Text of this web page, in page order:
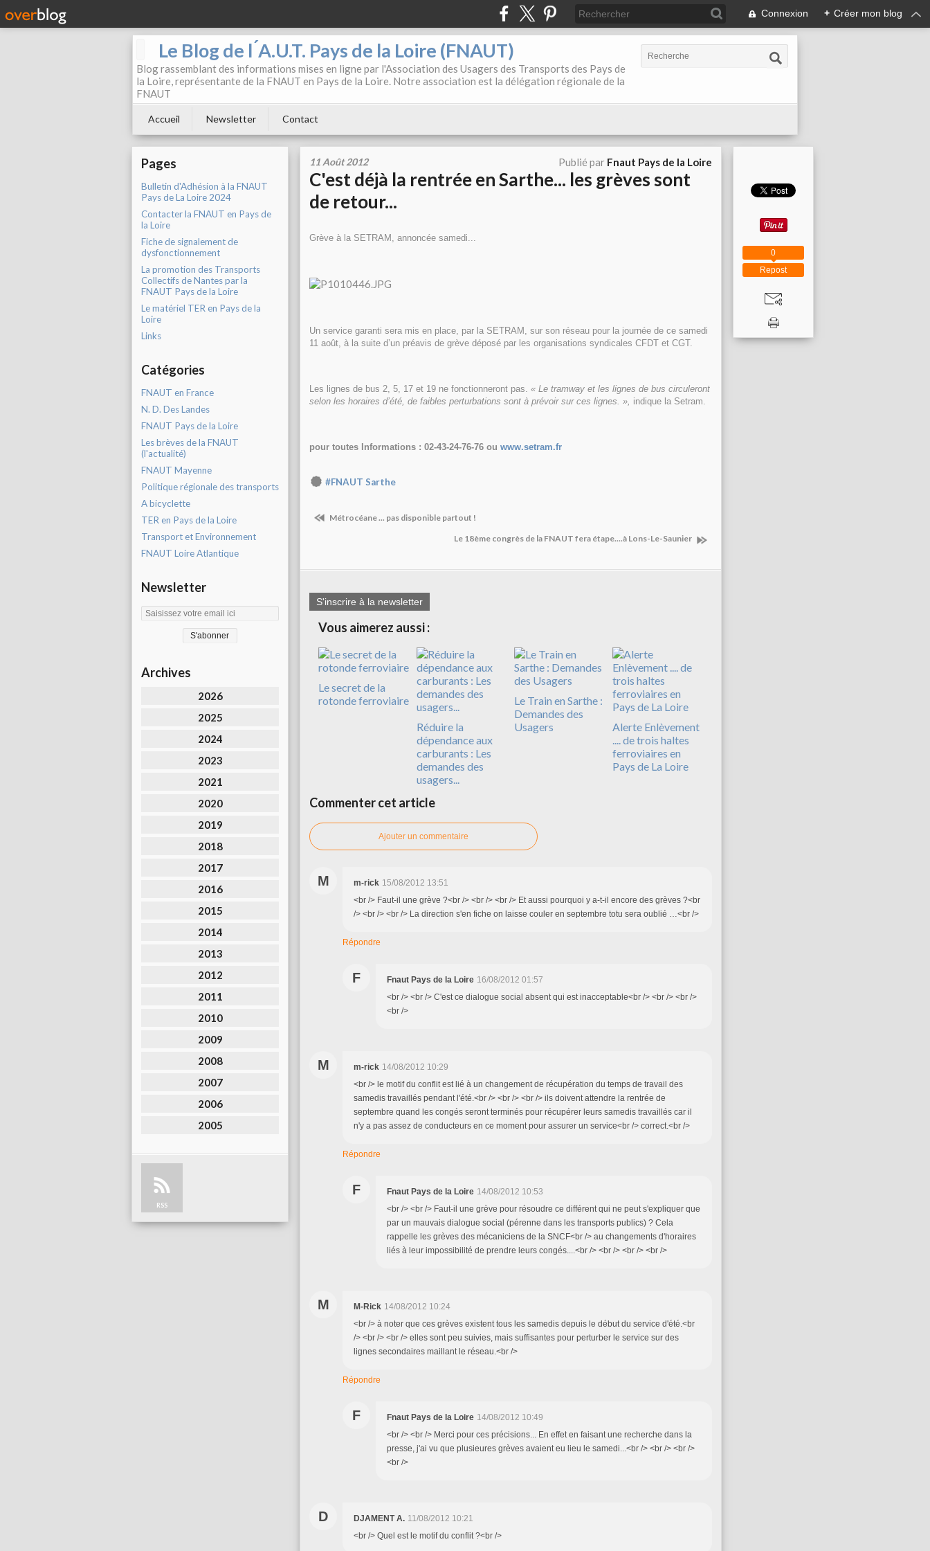
Connexion + Créer mon blog
Le Blog de l ́A.U.T. Pays de la Loire (FNAUT)
Blog rassemblant des informations mises en ligne par l'Association des Usagers des Transports des Pays de
la Loire, représentante de la FNAUT en Pays de la Loire. Notre association est la délégation régionale de la
FNAUT
Accueil Newsletter Contact
Pages
Bulletin d'Adhésion à la FNAUT
Pays de La Loire 2024
Contacter la FNAUT en Pays de
la Loire
Fiche de signalement de
dysfonctionnement
La promotion des Transports
Collectifs de Nantes par la
FNAUT Pays de la Loire
Le matériel TER en Pays de la
Loire
Links
Catégories
FNAUT en France
N. D. Des Landes
FNAUT Pays de la Loire
Les brèves de la FNAUT
(l'actualité)
FNAUT Mayenne
Politique régionale des transports
A bicyclette
TER en Pays de la Loire
Transport et Environnement
FNAUT Loire Atlantique
Newsletter
Archives
2026
2025
2024
2023
2021
2020
2019
2018
2017
2016
2015
2014
2013
2012
2011
2010
2009
2008
2007
2006
2005
RSS
11 Août 2012 Publié par Fnaut Pays de la Loire
C'est déjà la rentrée en Sarthe... les grèves sont
de retour...
Grève à la SETRAM, annoncée samedi...
Un service garanti sera mis en place, par la SETRAM, sur son réseau pour la journée de ce samedi
11 août, à la suite d’un préavis de grève déposé par les organisations syndicales CFDT et CGT.
Les lignes de bus 2, 5, 17 et 19 ne fonctionneront pas. « Le tramway et les lignes de bus circuleront
selon les horaires d’été, de faibles perturbations sont à prévoir sur ces lignes. », indique la Setram.
pour toutes Informations : 02-43-24-76-76 ou www.setram.fr
#FNAUT Sarthe
Métrocéane ... pas disponible partout !
Le 18ème congrès de la FNAUT fera étape....à Lons-Le-Saunier
S'inscrire à la newsletter
Vous aimerez aussi :
Le secret de la
rotonde ferroviaire
Réduire la
dépendance aux
carburants : Les
demandes des
usagers...
Le Train en Sarthe :
Demandes des
Usagers
Alerte Enlèvement
.... de trois haltes
ferroviaires en
Pays de La Loire
Commenter cet article
Ajouter un commentaire
M m-rick 15/08/2012 13:51
<br /> Faut-il une grève ?<br /> <br /> <br /> Et aussi pourquoi y a-t-il encore des grèves ?<br
/> <br /> <br /> La direction s'en fiche on laisse couler en septembre totu sera oublié …<br />
Répondre
F Fnaut Pays de la Loire 16/08/2012 01:57
<br /> <br /> C'est ce dialogue social absent qui est inacceptable<br /> <br /> <br />
<br />
M m-rick 14/08/2012 10:29
<br /> le motif du conflit est lié à un changement de récupération du temps de travail des
samedis travaillés pendant l'été.<br /> <br /> <br /> ils doivent attendre la rentrée de
septembre quand les congés seront terminés pour récupérer leurs samedis travaillés car il
n'y a pas assez de conducteurs en ce moment pour assurer un service<br /> correct.<br />
Répondre
F Fnaut Pays de la Loire 14/08/2012 10:53
<br /> <br /> Faut-il une grève pour résoudre ce différent qui ne peut s'expliquer que
par un mauvais dialogue social (pérenne dans les transports publics) ? Cela
rappelle les grèves des mécaniciens de la SNCF<br /> au changements d'horaires
liés à leur impossibilité de prendre leurs congés....<br /> <br /> <br /> <br />
M M-Rick 14/08/2012 10:24
<br /> à noter que ces grèves existent tous les samedis depuis le début du service d'été.<br
/> <br /> <br /> elles sont peu suivies, mais suffisantes pour perturber le service sur des
lignes secondaires maillant le réseau.<br />
Répondre
F Fnaut Pays de la Loire 14/08/2012 10:49
<br /> <br /> Merci pour ces précisions... En effet en faisant une recherche dans la
presse, j'ai vu que plusieures grèves avaient eu lieu le samedi...<br /> <br /> <br />
<br />
D DJAMENT A. 11/08/2012 10:21
<br /> Quel est le motif du conflit ?<br />
Repost
0